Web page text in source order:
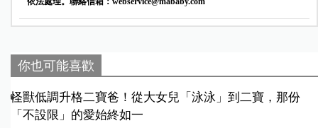
你也可能喜歡
怪獸低調升格二寶爸！從大女兒「泳泳」到二寶，那份
「不設限」的愛始終如一